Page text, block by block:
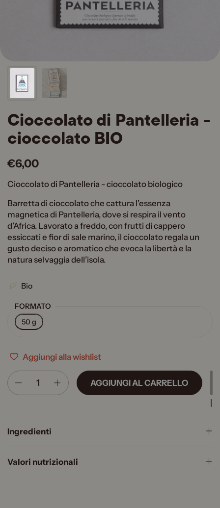
Cioccolato di Pantelleria -
cioccolato BIO
€6,00
Cioccolato di Pantelleria - cioccolato biologico
Barretta di cioccolato che cattura l'essenza
magnetica di Pantelleria, dove si respira il vento
d’Africa. Lavorato a freddo, con frutti di cappero
essiccati e fior di sale marino, il cioccolato regala un
gusto deciso e aromatico che evoca la libertà e la
natura selvaggia dell’isola.
Bio
FORMATO
50 g
Aggiungi alla wishlist
Quantità
AGGIUNGI AL CARRELLO
Ingredienti
Valori nutrizionali